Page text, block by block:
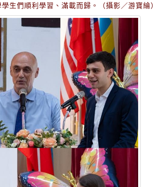
生們順利學習、滿載而歸。（攝影／游寶綸）